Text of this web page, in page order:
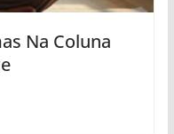
Na Coluna